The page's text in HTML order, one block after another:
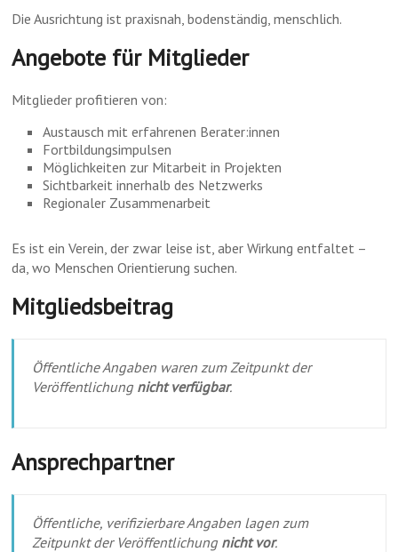
Die Ausrichtung ist praxisnah, bodenständig, menschlich.
Angebote für Mitglieder
Mitglieder profitieren von:
Austausch mit erfahrenen Berater:innen
Fortbildungsimpulsen
Möglichkeiten zur Mitarbeit in Projekten
Sichtbarkeit innerhalb des Netzwerks
Regionaler Zusammenarbeit
Es ist ein Verein, der zwar leise ist, aber Wirkung entfaltet –
da, wo Menschen Orientierung suchen.
Mitgliedsbeitrag
Öffentliche Angaben waren zum Zeitpunkt der
Veröffentlichung nicht verfügbar.
Ansprechpartner
Öffentliche, verifizierbare Angaben lagen zum
Zeitpunkt der Veröffentlichung nicht vor.